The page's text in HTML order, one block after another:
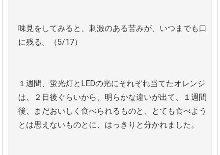
味見をしてみると、刺激のある苦みが、いつまでも口
に残る。（5/17）
１週間、蛍光灯とLEDの光にそれぞれ当てたオレンジ
は、２日後ぐらいから、明らかな違いが出て、１週間
後、まだおいしく食べられるものと、とても食べよう
とは思えないものとに、はっきりと分かれました。